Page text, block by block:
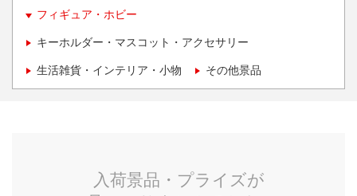
フィギュア・ホビー
キーホルダー・マスコット・アクセサリー
生活雑貨・インテリア・小物 その他景品